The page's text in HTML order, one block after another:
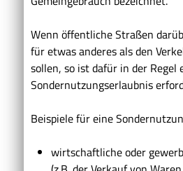
Wenn öffentliche Straßen
für etwas anderes als den
sollen, so ist dafür in der Regel
Sondernutzungserlaubnis
Beispiele für eine
wirtschaftliche oder